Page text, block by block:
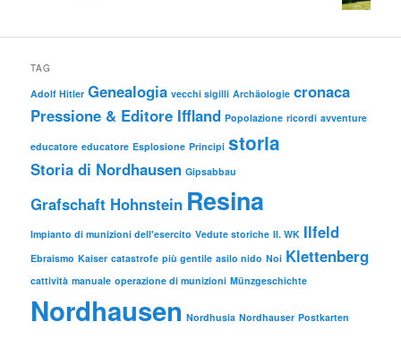
TAG
Adolf Hitler Genealogia vecchi sigilli Archäologie cronaca
Pressione & Editore Iffland Popolazione ricordi avventure
educatore educatore Esplosione Principi storia
Storia di Nordhausen Gipsabbau
Grafschaft Hohnstein Resina
Impianto di munizioni dell'esercito Vedute storiche II. WK Ilfeld
Ebraismo Kaiser catastrofe più gentile asilo nido Noi Klettenberg
cattività manuale operazione di munizioni Münzgeschichte
Nordhausen Nordhusia Nordhauser Postkarten